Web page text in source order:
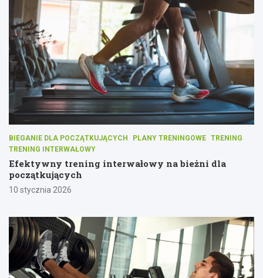
BIEGANIE DLA POCZĄTKUJĄCYCH PLANY TRENINGOWE TRENING
TRENING INTERWAŁOWY
Efektywny trening interwałowy na bieżni dla
początkujących
10 stycznia 2026